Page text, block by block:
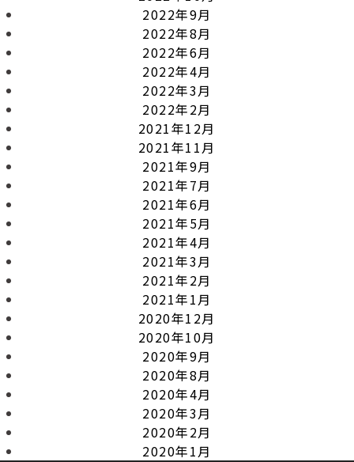
2022年9月
2022年8月
2022年6月
2022年4月
2022年3月
2022年2月
2021年12月
2021年11月
2021年9月
2021年7月
2021年6月
2021年5月
2021年4月
2021年3月
2021年2月
2021年1月
2020年12月
2020年10月
2020年9月
2020年8月
2020年4月
2020年3月
2020年2月
2020年1月